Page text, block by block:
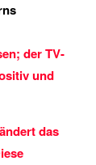
der TV-
und
das